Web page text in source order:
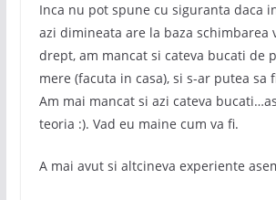
Inca nu pot spune cu siguranta daca
azi dimineata are la baza schimbarea
drept, am mancat si cateva bucati de
mere (facuta in casa), si s-ar putea sa
Am mai mancat si azi cateva
teoria :). Vad eu maine cum va fi.
A mai avut si altcineva experiente